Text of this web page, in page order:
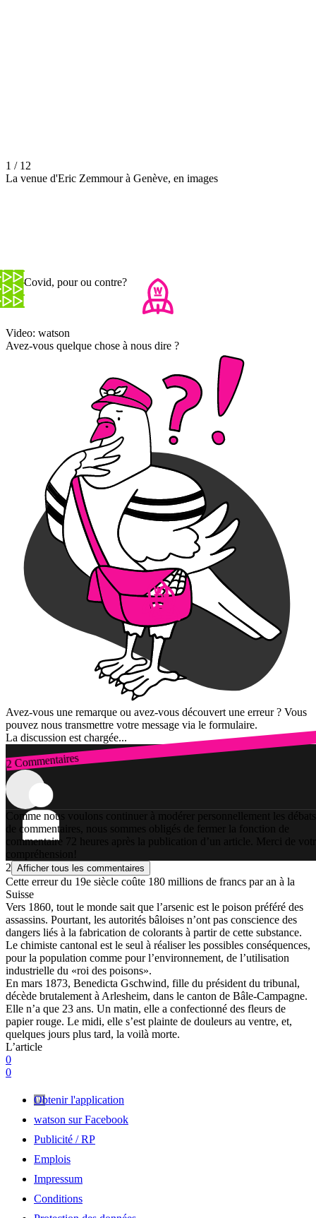
1 / 12
La venue d'Eric Zemmour à Genève, en images
Loi Covid, pour ou contre?
Video: watson
Avez-vous quelque chose à nous dire ?
Avez-vous une remarque ou avez-vous découvert une erreur ? Vous
pouvez nous transmettre votre message via le formulaire.
La discussion est chargée...
2 Commentaires
Connexion
Comme nous voulons continuer à modérer personnellement les débats
de commentaires, nous sommes obligés de fermer la fonction de
commentaire 72 heures après la publication d’un article. Merci de
compréhension!
2 Afficher tous les commentaires
Cette erreur du 19e siècle coûte 180 millions de francs par an à la
Suisse
Vers 1860, tout le monde sait que l’arsenic est le poison préféré des
assassins. Pourtant, les autorités bâloises n’ont pas conscience des
dangers liés à la fabrication de colorants à partir de cette substance.
Le chimiste cantonal est le seul à réaliser les possibles conséquences,
pour la population comme pour l’environnement, de l’utilisation
industrielle du «roi des poisons».
En mars 1873, Benedicta Gschwind, fille du président du tribunal,
décède brutalement à Arlesheim, dans le canton de Bâle-Campagne.
Elle n’a que 23 ans. Un matin, elle a confectionné des fleurs de
papier rouge. Le midi, elle s’est plainte de douleurs au ventre, et,
quelques jours plus tard, la voilà morte.
L’article
0
0
Obtenir l'application
watson sur Facebook
Publicité / RP
Emplois
Impressum
Conditions